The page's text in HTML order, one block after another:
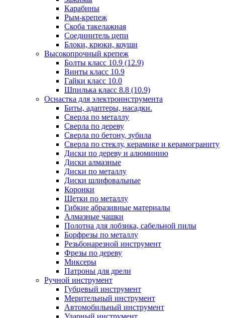
Карабины
Рым-крепеж
Скоба такелажная
Соединитель цепи
Блоки, крюки, коуши
Высокопрочный крепеж
Болты класс 10.9 (12.9)
Винты класс 10.9
Гайки класс 10.0
Шпилька класс 8.8 (10.9)
Оснастка для электроинструмента
Биты, адаптеры, насадки.
Сверла по металлу
Сверла по дереву
Сверла по бетону, зубила
Сверла по стеклу, керамике и керамограниту
Диски по дереву и алюминию
Диски алмазные
Диски по металлу
Диски шлифовальные
Коронки
Щетки по металлу
Гибкие абразивные материалы
Алмазные чашки
Полотна для лобзика, сабельной пилы
Борфрезы по металлу
Резьбонарезной инструмент
Фрезы по дереву
Миксеры
Патроны для дрели
Ручной инструмент
Губцевый инструмент
Мерительный инструмент
Автомобильный инструмент
Ударный инструмент